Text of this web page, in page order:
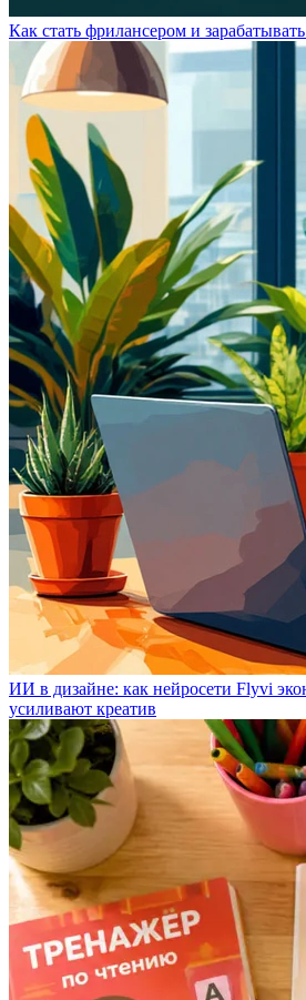
Как стать фрилансером и
ИИ в дизайне: как нейросети Flyvi
усиливают креатив